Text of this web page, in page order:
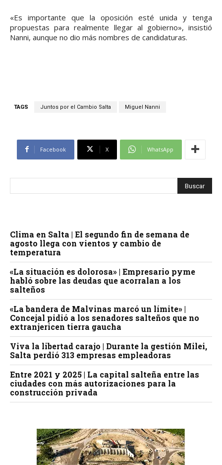
«Es importante que la oposición esté unida y tenga
propuestas para realmente llegar al gobierno», insistió
Nanni, aunque no dio más nombres de candidaturas.
TAGS Juntos por el Cambio Salta Miguel Nanni
Facebook X WhatsApp
Clima en Salta | El segundo fin de semana de
agosto llega con vientos y cambio de
temperatura
«La situación es dolorosa» | Empresario pyme
habló sobre las deudas que acorralan a los
salteños
«La bandera de Malvinas marcó un límite» |
Concejal pidió a los senadores salteños que no
extranjericen tierra gaucha
Viva la libertad carajo | Durante la gestión Milei,
Salta perdió 313 empresas empleadoras
Entre 2021 y 2025 | La capital salteña entre las
ciudades con más autorizaciones para la
construcción privada